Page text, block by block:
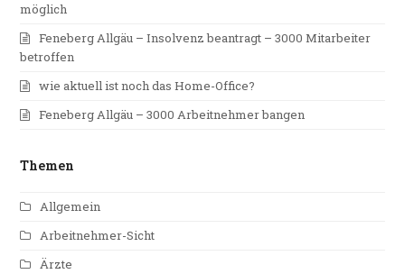
möglich
Feneberg Allgäu – Insolvenz beantragt – 3000 Mitarbeiter
betroffen
wie aktuell ist noch das Home-Office?
Feneberg Allgäu – 3000 Arbeitnehmer bangen
Themen
Allgemein
Arbeitnehmer-Sicht
Ärzte